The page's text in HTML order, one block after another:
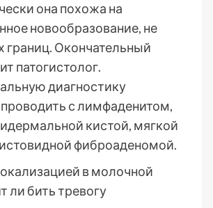
она похожа на
новообразование, не
границ. Окончательный
патогистолог.
диагностику
с лимфаденитом,
кистой, мягкой
фиброаденомой.